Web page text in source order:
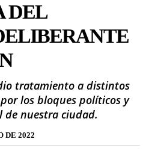
DEL
tratamiento a distintos
los bloques políticos y
nuestra ciudad.
DE 2022